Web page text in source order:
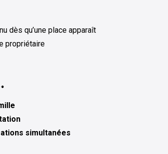
dès qu’une place apparaît
propriétaire
simultanées